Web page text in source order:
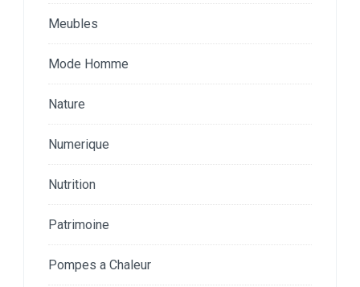
Meubles
Mode Homme
Nature
Numerique
Nutrition
Patrimoine
Pompes a Chaleur